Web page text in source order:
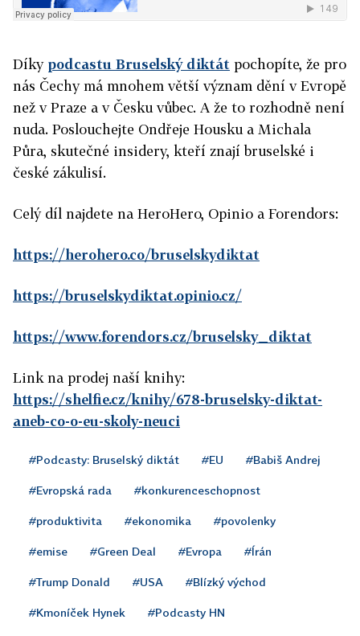
Díky podcastu Bruselský diktát pochopíte, že pro
nás Čechy má mnohem větší význam dění v Evropě
než v Praze a v Česku vůbec. A že to rozhodně není
nuda. Poslouchejte Ondřeje Housku a Michala
Půra, skutečné insidery, kteří znají bruselské i
české zákulisí.
Celý díl najdete na HeroHero, Opinio a Forendors:
https://herohero.co/bruselskydiktat
https://bruselskydiktat.opinio.cz/
https://www.forendors.cz/bruselsky_diktat
Link na prodej naší knihy:
https://shelfie.cz/knihy/678-bruselsky-diktat-
aneb-co-o-eu-skoly-neuci
#Podcasty: Bruselský diktát #EU #Babiš Andrej
#Evropská rada #konkurenceschopnost
#produktivita #ekonomika #povolenky
#emise #Green Deal #Evropa #Írán
#Trump Donald #USA #Blízký východ
#Kmoníček Hynek #Podcasty HN